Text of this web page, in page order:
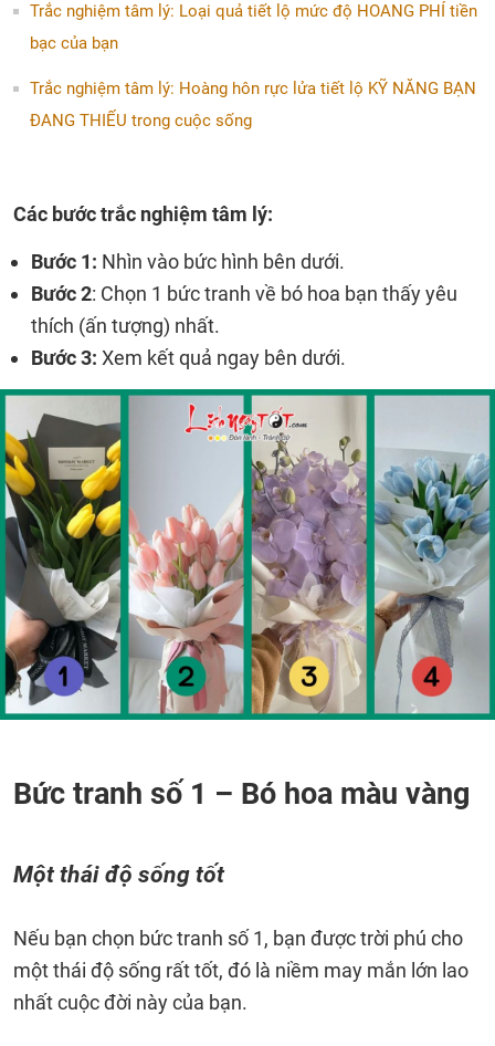
Trắc nghiệm tâm lý: Loại quả tiết lộ mức độ HOANG PHÍ tiền
bạc của bạn
Trắc nghiệm tâm lý: Hoàng hôn rực lửa tiết lộ KỸ NĂNG BẠN
ĐANG THIẾU trong cuộc sống
Các bước trắc nghiệm tâm lý:
Bước 1: Nhìn vào bức hình bên dưới.
Bước 2: Chọn 1 bức tranh về bó hoa bạn thấy yêu
thích (ấn tượng) nhất.
Bước 3: Xem kết quả ngay bên dưới.
Bức tranh số 1 – Bó hoa màu vàng
Một thái độ sống tốt
Nếu bạn chọn bức tranh số 1, bạn được trời phú cho
một thái độ sống rất tốt, đó là niềm may mắn lớn lao
nhất cuộc đời này của bạn.